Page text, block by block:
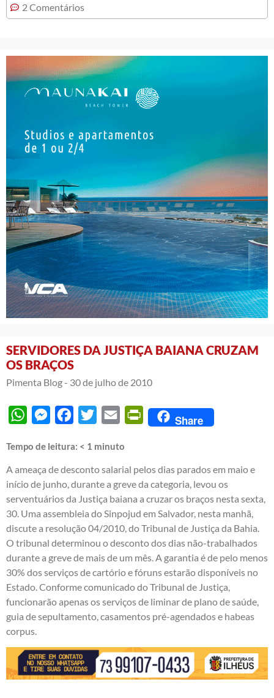
2 Comentários
SERVIDORES DA JUSTIÇA BAIANA CRUZAM
OS BRAÇOS
Pimenta Blog - 30 de julho de 2010
WhatsAppMessengerFacebook
Twitter Email PrintFriendly
Share
Tempo de leitura: < 1 minuto
A ameaça de desconto salarial pelos dias parados em maio e
início de junho, durante a greve da categoria, levou os
serventuários da Justiça baiana a cruzar os braços nesta sexta,
30. Uma assembleia do Sinpojud em Salvador, nesta manhã,
discute a resolução 04/2010, do Tribunal de Justiça da Bahia.
O tribunal determinou o desconto dos dias não-trabalhados
durante a greve de mais de um mês. A garantia é de pelo menos
30% dos serviços de cartório e fóruns estarão disponíveis no
Estado. Conforme comunicado do Tribunal de Justiça,
funcionarão apenas os serviços de liminar de plano de saúde,
guia de sepultamento, casamentos pré-agendados e habeas
corpus.